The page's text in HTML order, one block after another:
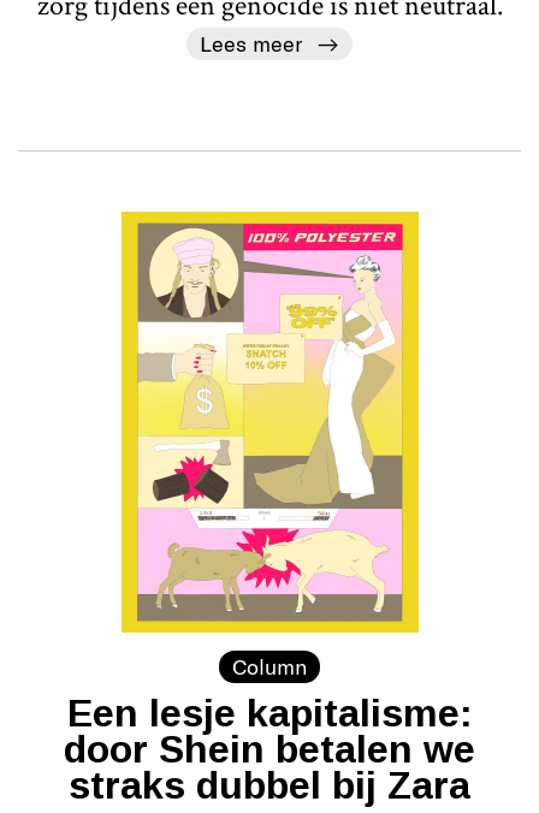
Lees meer
Column
Een lesje kapitalisme:
door Shein betalen we
straks dubbel bij Zara